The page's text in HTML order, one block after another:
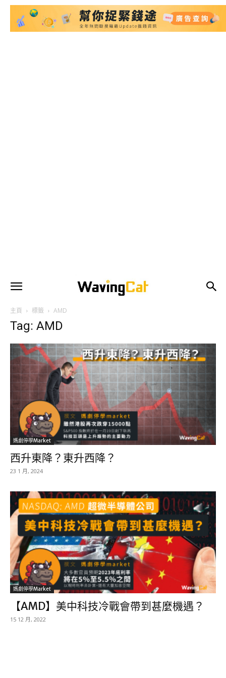
主頁 標籤 AMD
Tag: AMD
媽劇停學market
西升東降？東升西降？
23 1 月, 2024
媽劇停學market
【AMD】美中科技冷戰會帶到甚麼機遇？
15 12 月, 2022